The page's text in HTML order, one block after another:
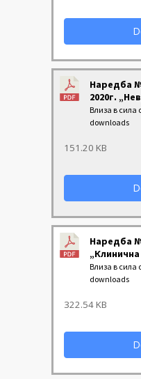
Наредба
2020г.
Влиза в сила
downloads
151.20 KB
Наредба №
Влиза в сила
downloads
322.54 KB